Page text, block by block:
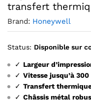
transfert
Brand: Honeywell
Status: Disponible sur
✓ Largeur
✓ Vitesse jusqu’à
✓ Transfert
✓ Châssis métal